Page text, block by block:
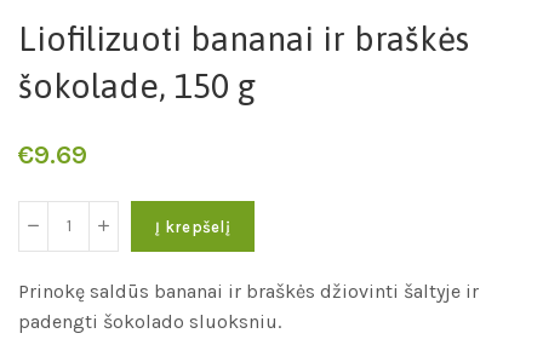
Liofilizuoti bananai ir braškės
šokolade, 150 g
€9.69
Į krepšelį
Prinokę saldūs bananai ir braškės džiovinti šaltyje ir
padengti šokolado sluoksniu.